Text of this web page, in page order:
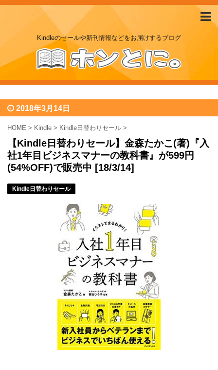
Kindleのセールや新刊情報などをお届けするブログ
2018年3月14日
HOME > Kindle > Kindle日替わりセール >
【Kindle日替わりセール】金森たかこ(著)『入
社1年目ビジネスマナーの教科書』が599円
(54%OFF)で販売中 [18/3/14]
Kindle日替わりセール